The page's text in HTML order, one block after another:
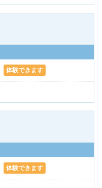
体験できます
体験できます